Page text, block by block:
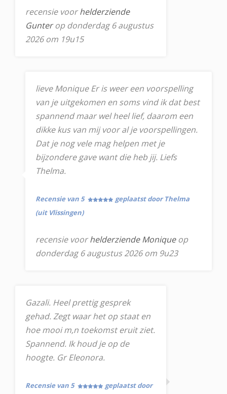
recensie voorhelderziende
Gunterop donderdag 6 augustus
2026 om 19u15
lieve Monique Er is weer een voorspelling
van je uitgekomen en soms vind ik dat best
spannend maar wel heel lief, daarom een
dikke kus van mij voor al je voorspellingen.
Dat je nog vele mag helpen met je
bijzondere gave want die heb jij. Liefs
Thelma.
Recensie van 5
geplaatst door Thelma
(uit Vlissingen)
recensie voorhelderziende Moniqueop
donderdag 6 augustus 2026 om 9u23
Gazali. Heel prettig gesprek
gehad. Zegt waar het op staat en
hoe mooi m,n toekomst eruit ziet.
Spannend. Ik houd je op de
hoogte. Gr Eleonora.
Recensie van 5
geplaatst door